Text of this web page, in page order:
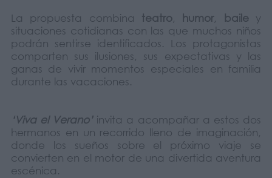
La propuesta combina teatro, humor, bailey
situaciones cotidianas con las que muchos niños
podrán sentirse identificados. Los protagonistas
comparten sus ilusiones, sus expectativas y las
ganas de vivir momentos especiales en familia
durante las vacaciones.
‘Viva el Verano’invita a acompañar a estos dos
hermanos en un recorrido lleno de imaginación,
donde los sueños sobre el próximo viaje se
convierten en el motor de una divertida aventura
escénica.